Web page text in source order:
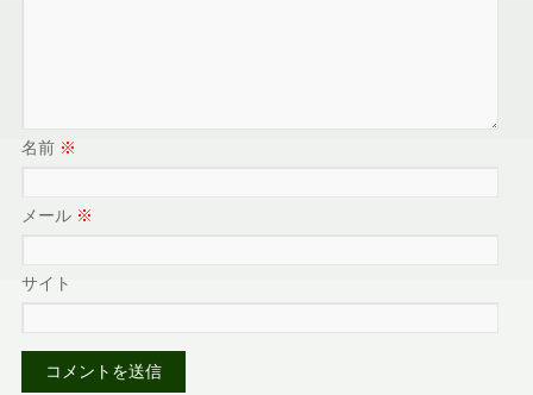
名前 ※
メール ※
サイト